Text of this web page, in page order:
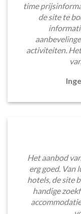
time
de site te
activiteiten.
Het aanbod
erg goed.
hotels, de site
handige